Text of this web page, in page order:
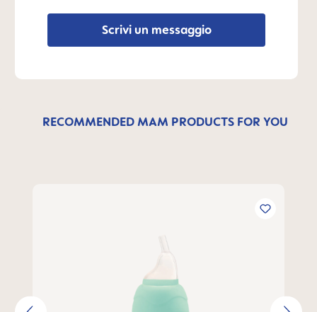
Scrivi un messaggio
RECOMMENDED MAM PRODUCTS FOR YOU